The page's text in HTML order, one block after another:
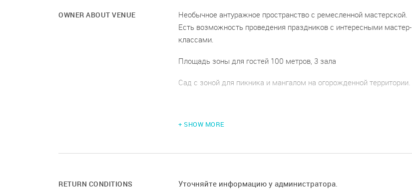
OWNER ABOUT VENUE
Необычное антуражное пространство с ремесленной мастерской.
Есть возможность проведения праздников с интересными мастер-
классами.
Площадь зоны для гостей 100 метров, 3 зала
Сад с зоной для пикника и мангалом на огорожденной территории.
Условия возврата денег: при отмене мероприятия менее чем за :
-2 дня до даты проведения, возврат 0%, от суммы заказа!
+ SHOW MORE
RETURN CONDITIONS Уточняйте информацию у администратора.